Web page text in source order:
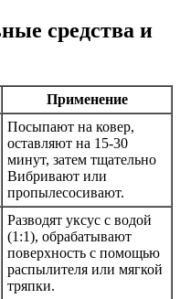
средства и
Применение
Посыпают на ковер,
оставляют на 15-30
минут, затем тщательно
Вибривают или
пропылесосивают.
Разводят уксус с водой
(1:1), обрабатывают
поверхность с помощью
распылителя или мягкой
тряпки.